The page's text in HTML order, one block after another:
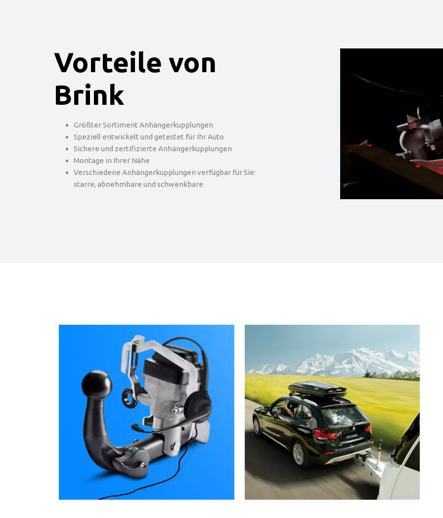
Vorteile von
Brink
Größter Sortiment Anhängerkupplungen
Speziell entwickelt und getestet für Ihr Auto
Sichere und zertifizierte Anhängerkupplungen
Montage in Ihrer Nähe
Verschiedene Anhängerkupplungen verfügbar für Sie:
starre, abnehmbare und schwenkbare